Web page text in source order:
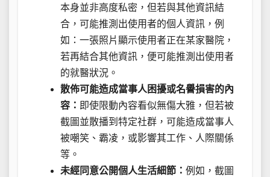
本身並非高度私密，但若與其他資訊結
合，可能推測出使用者的個人資訊，例
如：一張照片顯示使用者正在某家醫院，
若再結合其他資訊，便可能推測出使用者
的就醫狀況。
散佈可能造成當事人困擾或名譽損害的內
容： 即使限動內容看似無傷大雅，但若被
截圖並散播到特定社群，可能造成當事人
被嘲笑、霸凌，或影響其工作、人際關係
等。
未經同意公開個人生活細節： 例如，截圖